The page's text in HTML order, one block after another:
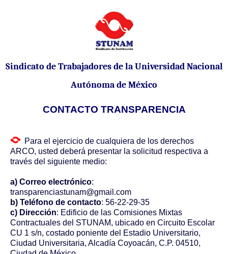
Sindicato de Trabajadores de la Universidad Nacional
Autónoma de México
CONTACTO TRANSPARENCIA
Para el ejercicio de cualquiera de los derechos
ARCO, usted deberá presentar la solicitud respectiva a
través del siguiente medio:
a) Correo electrónico:
transparenciastunam@gmail.com
b) Teléfono de contacto: 56-22-29-35
c) Dirección: Edificio de las Comisiones Mixtas
Contractuales del STUNAM, ubicado en Circuito Escolar
CU 1 s/n, costado poniente del Estadio Universitario,
Ciudad Universitaria, Alcadía Coyoacán, C.P. 04510,